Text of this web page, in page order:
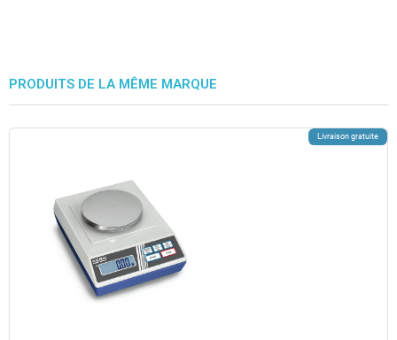
PRODUITS DE LA MÊME MARQUE
Livraison gratuite